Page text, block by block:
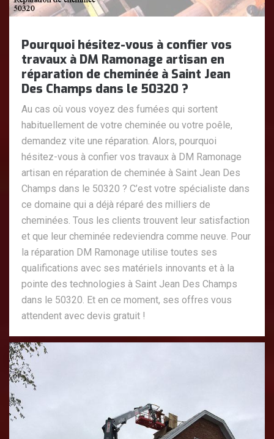
Pourquoi hésitez-vous à confier vos
travaux à DM Ramonage artisan en
réparation de cheminée à Saint Jean
Des Champs dans le 50320 ?
Au cas où vous voyez des fumées qui sortent
habituellement de votre cheminée ou votre poêle,
demandez vite une réparation. Alors, pourquoi
hésitez-vous à confier vos travaux à DM Ramonage
artisan en réparation de cheminée à Saint Jean Des
Champs dans le 50320 ? C’est votre spécialiste dans
ce domaine qui a déjà réparé des milliers de
cheminées. Tous les clients trouvent leur satisfaction
et que leur cheminée redeviendra comme neuve. Pour
la réparation DM Ramonage utilise toutes ses
qualifications avec ses matériels innovants et à la
pointe des technologies à Saint Jean Des Champs
dans le 50320. Et en ce moment, ses offres vous
attendent avec devis gratuit !